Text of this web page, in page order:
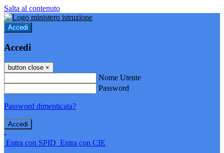
Salta al contenuto
Accedi
Accedi
button close ×
Nome Utente
Password
Password dimenticata?
-
Entra con SPID Entra con CIE